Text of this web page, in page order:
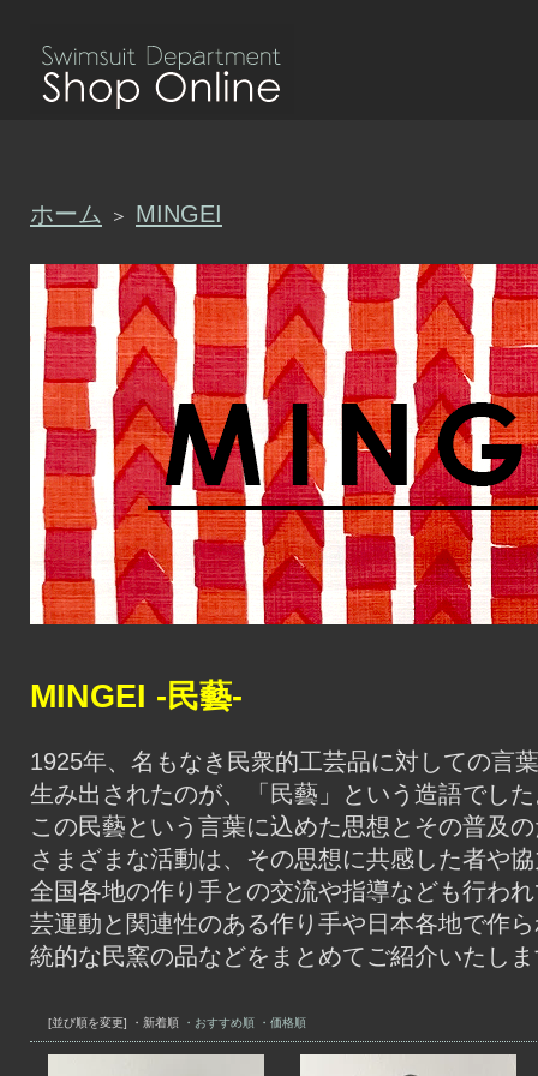
ホーム ＞ MINGEI
MINGEI -民藝-
1925年、名もなき民衆的工芸品に対しての言
生み出されたのが、「民藝」という造語でし
この民藝という言葉に込めた思想とその普及
さまざまな活動は、その思想に共感した者や
全国各地の作り手との交流や指導なども行わ
芸運動と関連性のある作り手や日本各地で作
統的な民窯の品などをまとめてご紹介いたし
[並び順を変更] ・新着順 ・おすすめ順 ・価格順